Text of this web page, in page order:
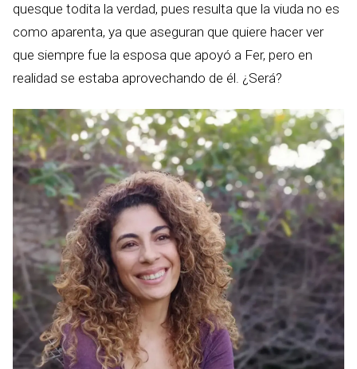
quesque todita la verdad, pues resulta que la viuda no es
como aparenta, ya que aseguran que quiere hacer ver
que siempre fue la esposa que apoyó a Fer, pero en
realidad se estaba aprovechando de él. ¿Será?